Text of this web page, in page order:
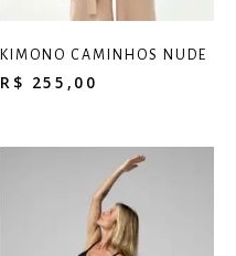
KIMONO CAMINHOS NUDE
R$ 255,00